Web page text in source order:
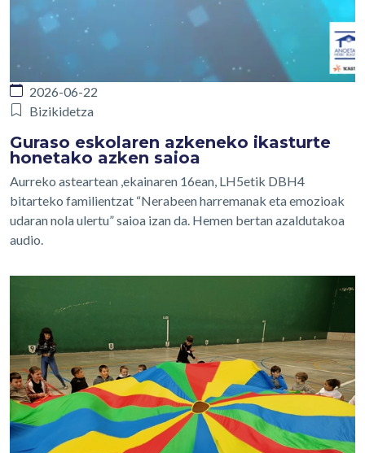
2026-06-22
Bizikidetza
Guraso eskolaren azkeneko ikasturte
honetako azken saioa
Aurreko asteartean ,ekainaren 16ean, LH5etik DBH4
bitarteko familientzat “Nerabeen harremanak eta emozioak
udaran nola ulertu” saioa izan da. Hemen bertan azaldutakoa
audio.